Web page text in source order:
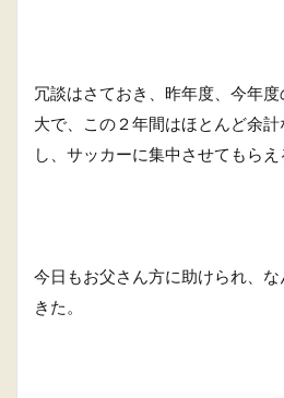
冗談はさておき、昨年度、今年
大で、この２年間はほとんど余
し、サッカーに集中させてもらえ
今日もお父さん方に助けられ、
きた。